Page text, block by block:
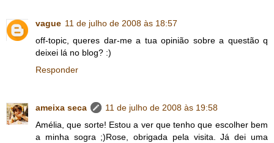
vague 11 de julho de 2008 às 18:57
off-topic, queres dar-me a tua opinião sobre a questão q
deixei lá no blog? :)
Responder
ameixa seca
11 de julho de 2008 às 19:58
Amélia, que sorte! Estou a ver que tenho que escolher bem
a minha sogra ;)Rose, obrigada pela visita. Já dei uma